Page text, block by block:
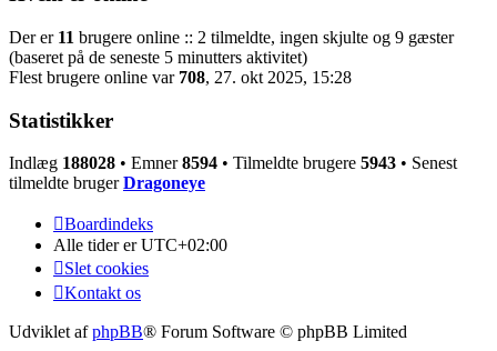
Der er 11 brugere online :: 2 tilmeldte, ingen skjulte og 9 gæster
(baseret på de seneste 5 minutters aktivitet)
Flest brugere online var 708, 27. okt 2025, 15:28
Statistikker
Indlæg 188028 • Emner8594 • Tilmeldte brugere 5943 • Senest
tilmeldte brugerDragoneye
Boardindeks
Alle tider erUTC+02:00
Slet cookies
Kontakt os
Udviklet afphpBB® Forum Software © phpBB Limited